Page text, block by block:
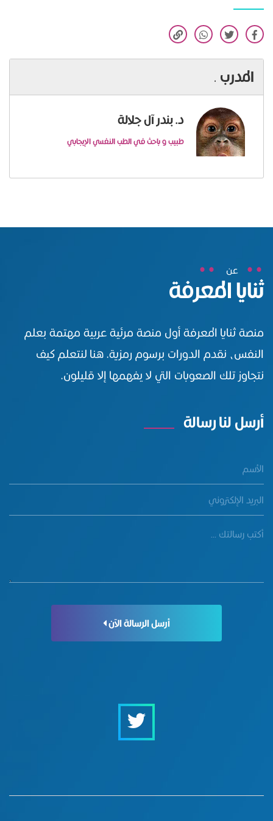
المدرب .
د. بندر آل جلالة
طبيب و باحث في الطب النفسي الإيجابي
عن
ثنايا المعرفة
منصة ثنايا المعرفة أول منصة مرئية عربية مهتمة بعلم
النفس، نقدم الدورات برسوم رمزية. هنا لنتعلم كيف
نتجاوز تلك الصعوبات التي لا يفهمها إلا قليلون.
أرسل لنا رسالة
أرسل الرسالة الآن